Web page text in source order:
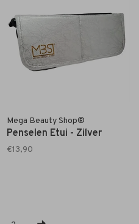
Mega Beauty Shop®
Penselen Etui - Zilver
€13,90